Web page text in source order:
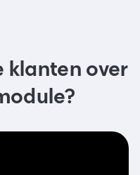
klanten over